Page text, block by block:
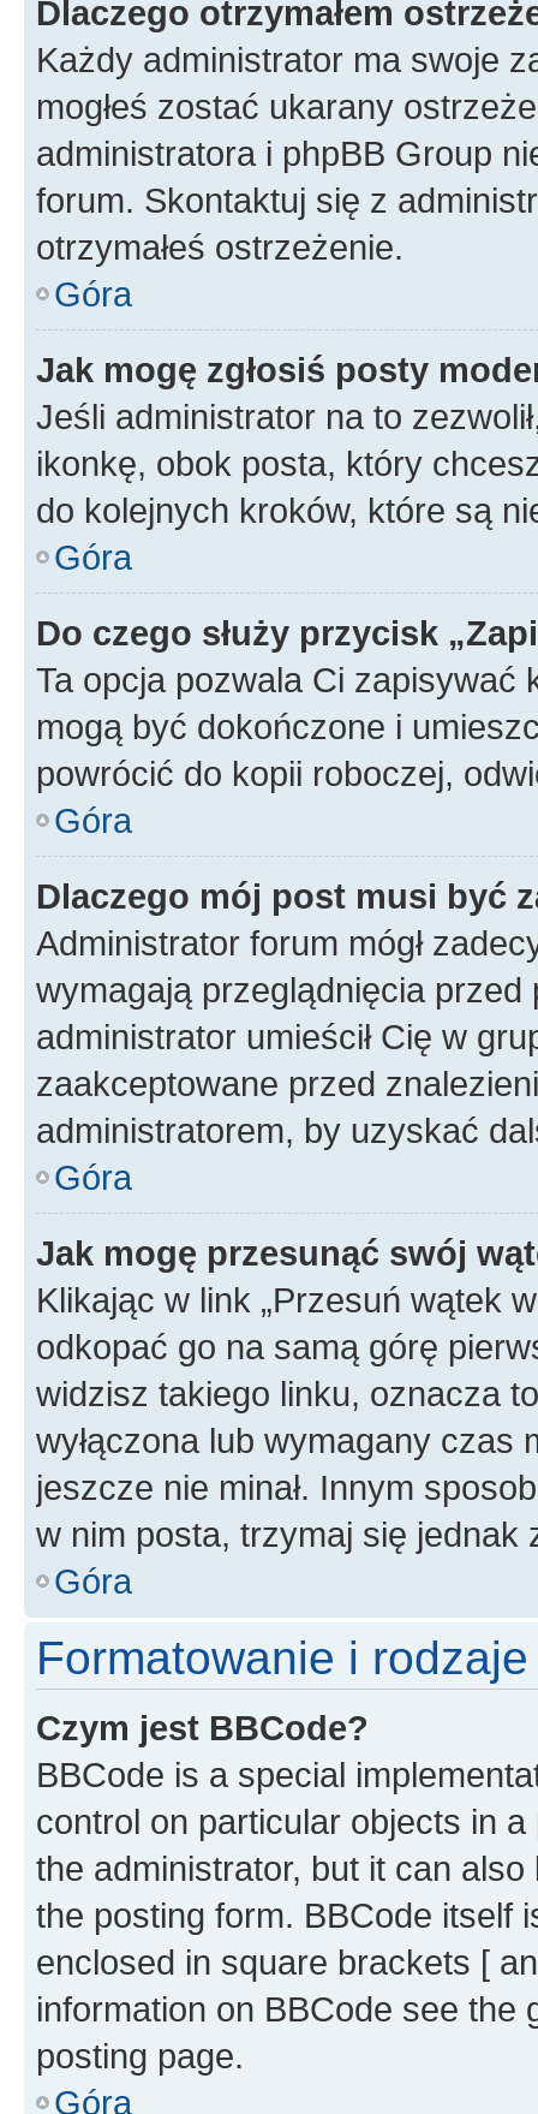
Dlaczego otrzymałem
Każdy administrator ma swoje
mogłeś zostać ukarany
administratora i phpBB Group
forum. Skontaktuj się z
otrzymałeś ostrzeżenie.
Góra
Jak mogę zgłosiś posty
Jeśli administrator na to
ikonkę, obok posta, który
do kolejnych kroków, które są
Góra
Do czego służy przycisk
Ta opcja pozwala Ci zapisywać
mogą być dokończone i
powrócić do kopii roboczej,
Góra
Dlaczego mój post musi być
Administrator forum mógł
wymagają przeglądnięcia
administrator umieścił Cię w
zaakceptowane przed
administratorem, by uzyskać
Góra
Jak mogę przesunąć swój
Klikając w link „Przesuń wątek
odkopać go na samą górę
widzisz takiego linku, oznacza
wyłączona lub wymagany czas
jeszcze nie minał. Innym
w nim posta, trzymaj się jednak
Góra
Formatowanie i
Czym jest BBCode?
BBCode is a special
control on particular objects in
the administrator, but it can
the posting form. BBCode itself
enclosed in square brackets [
information on BBCode see
posting page.
Góra